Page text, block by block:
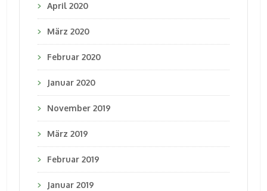
April 2020
März 2020
Februar 2020
Januar 2020
November 2019
März 2019
Februar 2019
Januar 2019